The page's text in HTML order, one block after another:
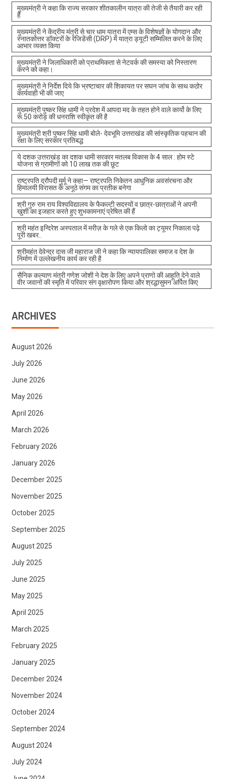
मुख्यमंत्री ने कहा कि राज्य सरकार शीतकालीन यात्रा की तेजी से तैयारी कर रही
है
मुख्यमंत्री ने केंद्रीय मंत्री से चार धाम यात्रा में एम्स के विशेषज्ञों के योगदान और
स्नातकोत्तर डॉक्टरों के रेजिडेंसी (DRP) में यात्रा ड्यूटी सम्मिलित करने के लिए
आभार व्यक्त किया
मुख्यमंत्री ने जिलाधिकारी को प्राथमिकता से नेटवर्क की समस्या को निस्तारण
करने को कहा।
मुख्यमंत्री ने निर्देश दिये कि भ्रष्टाचार की शिकायत पर सघन जांच के साथ कठोर
कार्यवाही भी की जाए
मुख्यमंत्री पुष्कर सिंह धामी ने प्रदेश में आपदा मद के तहत होने वाले कार्यो के लिए
रू.50 करोड़ की धनराशि स्वीकृत की है
मुख्यमंत्री श्री पुष्कर सिंह धामी बोले- देवभूमि उत्तराखंड की सांस्कृतिक पहचान की
रक्षा के लिए सरकार प्रतिबद्ध
ये दशक उत्तराखंड का दशक धामी सरकार मतलब विकास के 4 साल : होम स्टे
योजना से ग्रामीणों को 10 लाख तक की छूट
राष्ट्रपति द्रौपदी मुर्मू ने कहा— राष्ट्रपति निकेतन आधुनिक अवसंरचना और
हिमालयी विरासत के अनूठे संगम का प्रतीक बनेगा
श्री गुरु राम राय विश्वविद्यालय के फैकल्टी सदस्यों व छात्र-छात्राओं ने अपनी
खुशी का इजहार करते हुए शुभकामनाएं प्रेषित की हैं
श्री महंत इन्दिरेश अस्पताल में मरीज़ के गले से एक किलो का ट्यूमर निकाला पढ़े
पूरी खबर..
श्रीमहंत देवेन्द्र दास जी महाराज जी ने कहा कि न्यायपालिका समाज व देश के
निर्माण में उल्लेखनीय कार्य कर रही है
सैनिक कल्याण मंत्री गणेश जोशी ने देश के लिए अपने प्राणो की आहूति देने वाले
वीर जवानों की स्मृति में परिवार संग वृक्षारोपण किया और श्रद्धासुमन अर्पित किए
ARCHIVES
August 2026
July 2026
June 2026
May 2026
April 2026
March 2026
February 2026
January 2026
December 2025
November 2025
October 2025
September 2025
August 2025
July 2025
June 2025
May 2025
April 2025
March 2025
February 2025
January 2025
December 2024
November 2024
October 2024
September 2024
August 2024
July 2024